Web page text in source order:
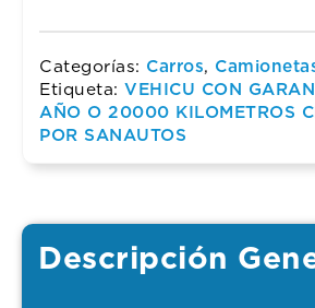
Categorías: Carros,
Etiqueta: VEHICU CON
AÑO O 20000 KILOMETROS
POR SANAUTOS
Descripción